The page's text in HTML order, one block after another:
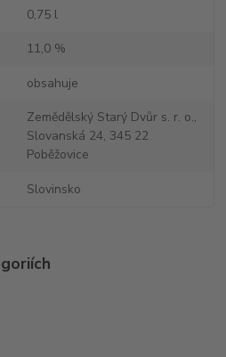
0,75 l
11,0 %
obsahuje
Zemědělský Starý Dvůr s. r. o.,
Slovanská 24, 345 22
Poběžovice
Slovinsko